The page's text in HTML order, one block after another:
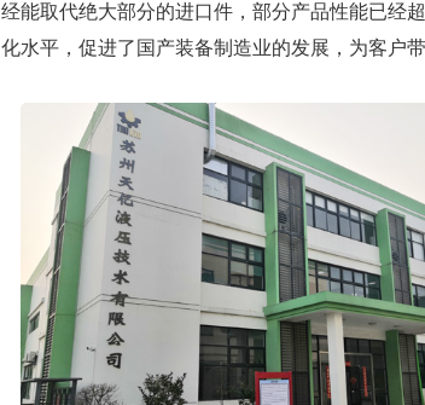
经能取代绝大部分的进口件，部分产品性能已经
化水平，促进了国产装备制造业的发展，为客户